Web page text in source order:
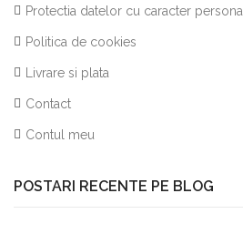
Protectia datelor cu caracter personal
Politica de cookies
Livrare si plata
Contact
Contul meu
POSTARI RECENTE PE BLOG